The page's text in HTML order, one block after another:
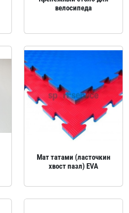
велосипеда
Мат татами (ласточкин
хвост пазл) EVA